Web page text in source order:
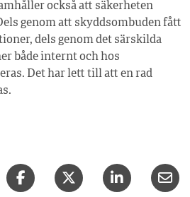
också att säkerheten
genom att skyddsombuden fått
dels genom det särskilda
både internt och hos
Det har lett till att en rad